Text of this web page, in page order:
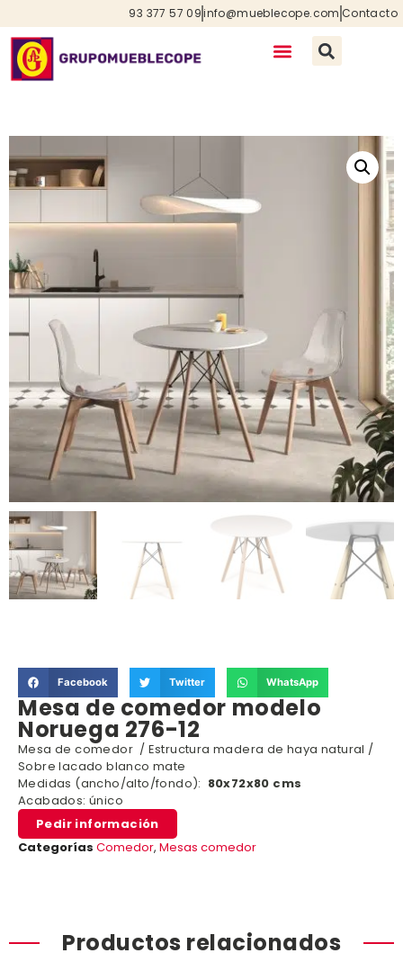
93 377 57 09info@mueblecope.com Contacto
Facebook Twitter WhatsApp
Mesa de comedor modelo
Noruega 276-12
Mesa de comedor / Estructura madera de haya natural /
Sobre lacado blanco mate
Medidas (ancho/alto/fondo): 80x72x80 cms
Acabados: único
Pedir información
Categorías Comedor, Mesas comedor
Productos relacionados